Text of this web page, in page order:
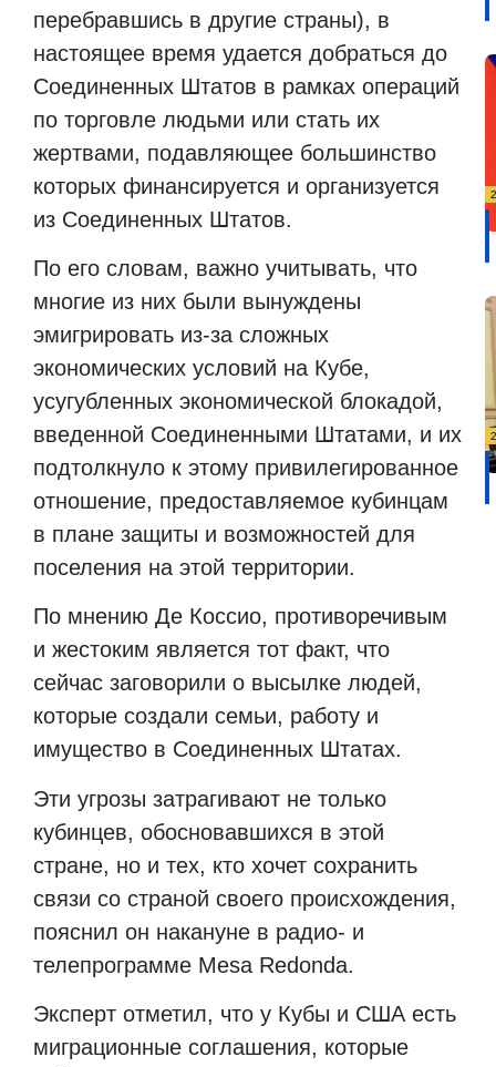
перебравшись в другие страны), в
настоящее время удается добраться до
Соединенных Штатов в рамках операций
по торговле людьми или стать их
жертвами, подавляющее большинство
которых финансируется и организуется
из Соединенных Штатов.
По его словам, важно учитывать, что
многие из них были вынуждены
эмигрировать из-за сложных
экономических условий на Кубе,
усугубленных экономической блокадой,
введенной Соединенными Штатами, и их
подтолкнуло к этому привилегированное
отношение, предоставляемое кубинцам
в плане защиты и возможностей для
поселения на этой территории.
По мнению Де Коссио, противоречивым
и жестоким является тот факт, что
сейчас заговорили о высылке людей,
которые создали семьи, работу и
имущество в Соединенных Штатах.
Эти угрозы затрагивают не только
кубинцев, обосновавшихся в этой
стране, но и тех, кто хочет сохранить
связи со страной своего происхождения,
пояснил он накануне в радио- и
телепрограмме Mesa Redonda.
Эксперт отметил, что у Кубы и США есть
миграционные соглашения, которые